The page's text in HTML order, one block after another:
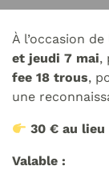
À l’occasion
et jeudi 7 mai,
fee 18 trous,
une
30 € au lieu
Valable :